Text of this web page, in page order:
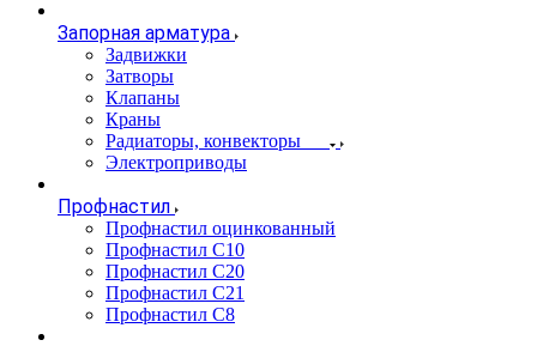
Запорная арматура
Задвижки
Затворы
Клапаны
Краны
Радиаторы, конвекторы
Электроприводы
Профнастил
Профнастил оцинкованный
Профнастил С10
Профнастил С20
Профнастил С21
Профнастил С8